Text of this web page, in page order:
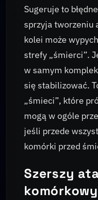
Sugeruje to
sprzyja tworzeniu
kolei może
strefy „śmierci”.
w samym
się stabilizować.
„śmieci”, które
mogą w ogóle
jeśli przede
komórki przed
Szerszy